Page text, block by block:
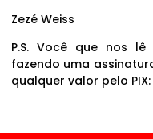
Zezé Weiss
P.S. Você que nos
fazendo uma
qualquer valor pelo PIX: